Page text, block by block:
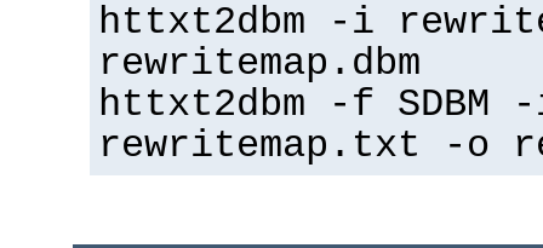
httxt2dbm -i
rewritemap.dbm
httxt2dbm -f SDBM
rewritemap.txt -o